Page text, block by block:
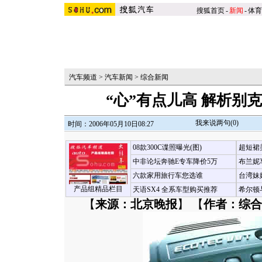
搜狐首页-新闻 -体育
汽车频道 > 汽车新闻 > 综合新闻
“心”有点儿高 解析别
时间：2006年05月10日08:27 我来说两句(0)
产品组精品栏目
08款300C谍照曝光(图)
中非论坛奔驰E专车降价5万
六款家用旅行车您选谁
天语SX4 全系车型购买推荐
超短裙
布兰妮
台湾妹
希尔顿
【来源：北京晚报 】 【作者：综